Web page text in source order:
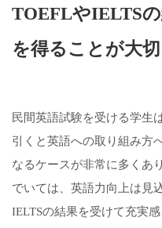
TOEFLやIELTS
を得ることが大切
民間英語試験を受ける学生
引くと英語への取り組み方
なるケースが非常に多くあ
でいては、英語力向上は見
IELTSの結果を受けて充実